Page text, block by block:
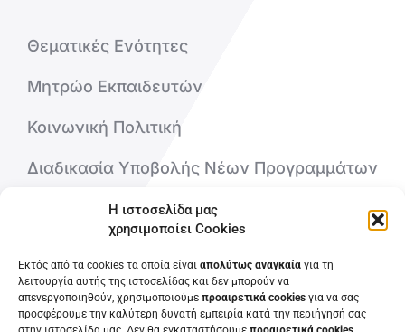
Η ιστοσελίδα μας
χρησιμοποίει Cookies
Εκτός από τα cookies τα οποία είναι απολύτως αναγκαία για τη
λειτουργία αυτής της ιστοσελίδας και δεν μπορούν να
απενεργοποιηθούν, χρησιμοποιούμε προαιρετικά cookies για να σας
προσφέρουμε την καλύτερη δυνατή εμπειρία κατά την περιήγησή σας
Θεματικές Ενότητες
Μητρώο Εκπαιδευτών
Κοινωνική Πολιτική
Διαδικασία Υποβολής Νέων Προγραμμάτων
Ποιοι είμαστε
Επικοινωνήστε μαζί μας
Συχνές Ερωτήσεις